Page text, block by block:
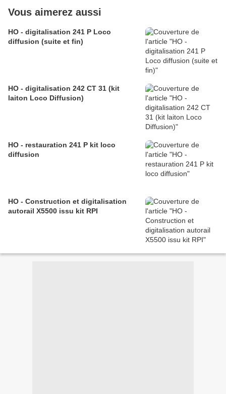
Vous aimerez aussi
HO - digitalisation 241 P Loco
diffusion (suite et fin)
HO - digitalisation 242 CT 31 (kit
laiton Loco Diffusion)
HO - restauration 241 P kit loco
diffusion
HO - Construction et digitalisation
autorail X5500 issu kit RPI